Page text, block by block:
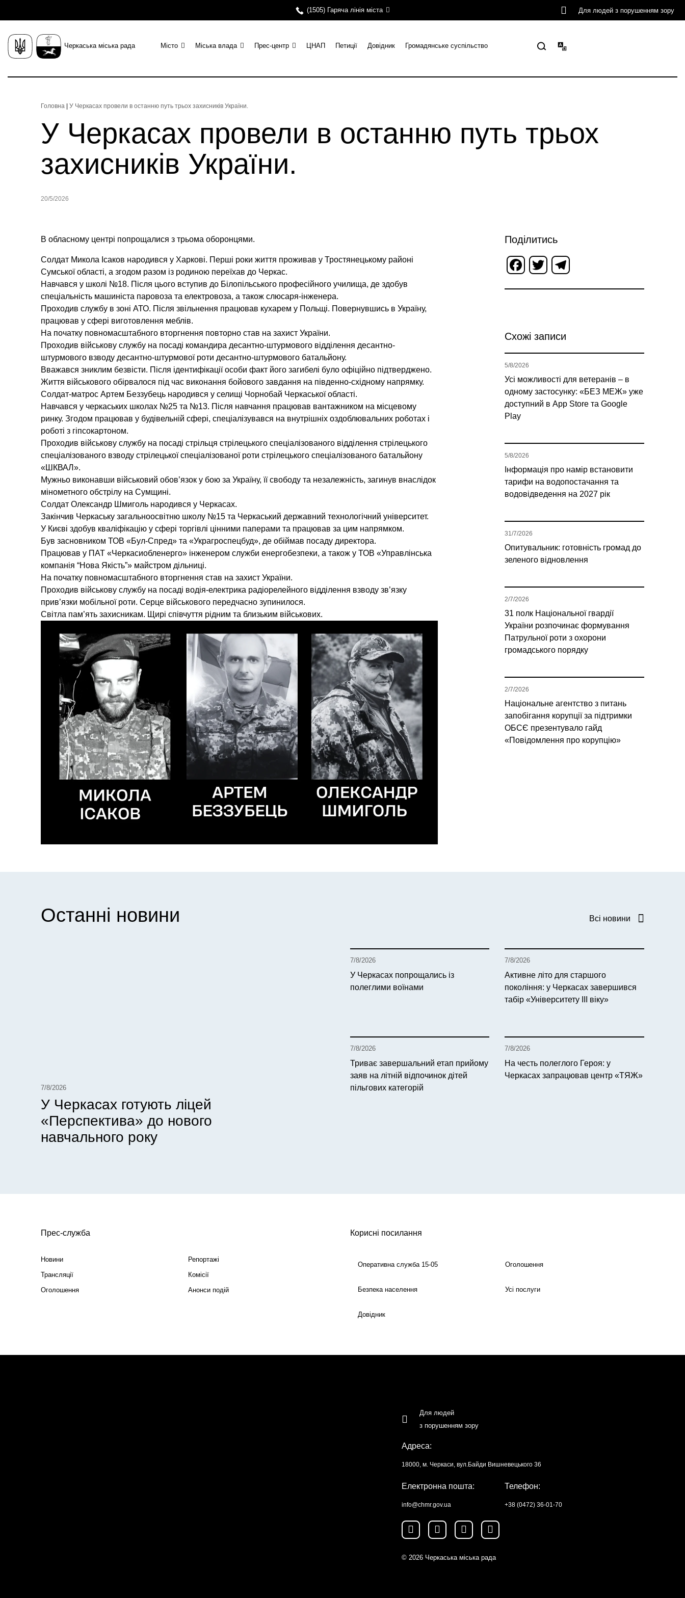
(1505) Гаряча лінія міста Для людей з порушенням зору
Черкаська міська рада Місто Міська влада Прес-центр ЦНАП Петиції Довідник Громадянське суспільство
Головна У Черкасах провели в останню путь трьох захисників України.
У Черкасах провели в останню путь трьох
захисників України.
20/5/2026
В обласному центрі попрощалися з трьома оборонцями.
Солдат Микола Ісаков народився у Харкові. Перші роки життя проживав у Тростянецькому районі
Сумської області, а згодом разом із родиною переїхав до Черкас.
Навчався у школі №18. Після цього вступив до Білопільського професійного училища, де здобув
спеціальність машиніста паровоза та електровоза, а також слюсаря-інженера.
Проходив службу в зоні АТО. Після звільнення працював кухарем у Польщі. Повернувшись в Україну,
працював у сфері виготовлення меблів.
На початку повномасштабного вторгнення повторно став на захист України.
Проходив військову службу на посаді командира десантно-штурмового відділення десантно-
штурмового взводу десантно-штурмової роти десантно-штурмового батальйону.
Вважався зниклим безвісти. Після ідентифікації особи факт його загибелі було офіційно підтверджено.
Життя військового обірвалося під час виконання бойового завдання на південно-східному напрямку.
Солдат-матрос Артем Беззубець народився у селищі Чорнобай Черкаської області.
Навчався у черкаських школах №25 та №13. Після навчання працював вантажником на місцевому
ринку. Згодом працював у будівельній сфері, спеціалізувався на внутрішніх оздоблювальних роботах і
роботі з гіпсокартоном.
Проходив військову службу на посаді стрільця стрілецького спеціалізованого відділення стрілецького
спеціалізованого взводу стрілецької спеціалізованої роти стрілецького спеціалізованого батальйону
«ШКВАЛ».
Мужньо виконавши військовий обов’язок у бою за Україну, її свободу та незалежність, загинув внаслідок
мінометного обстрілу на Сумщині.
Солдат Олександр Шмиголь народився у Черкасах.
Закінчив Черкаську загальноосвітню школу №15 та Черкаський державний технологічний університет.
У Києві здобув кваліфікацію у сфері торгівлі цінними паперами та працював за цим напрямком.
Був засновником ТОВ «Бул-Спред» та «Украгроспецбуд», де обіймав посаду директора.
Працював у ПАТ «Черкасиобленерго» інженером служби енергобезпеки, а також у ТОВ «Управлінська
компанія “Нова Якість”» майстром дільниці.
На початку повномасштабного вторгнення став на захист України.
Проходив військову службу на посаді водія-електрика радіорелейного відділення взводу зв’язку
прив’язки мобільної роти. Серце військового передчасно зупинилося.
Світла пам’ять захисникам. Щирі співчуття рідним та близьким військових.
Поділитись
Facebook
Twitter
Схожі записи
Усі можливості для ветеранів – в
одному застосунку: «БЕЗ МЕЖ» уже
доступний в App Store та Google
Play
5/8/2026
Інформація про намір встановити
тарифи на водопостачання та
водовідведення на 2027 рік
5/8/2026
Опитувальник: готовність громад до
зеленого відновлення
31/7/2026
31 полк Національної гвардії
України розпочинає формування
Патрульної роти з охорони
громадського порядку
2/7/2026
Національне агентство з питань
запобігання корупції за підтримки
ОБСЄ презентувало гайд
«Повідомлення про корупцію»
2/7/2026
Останні новини Всі новини
7/8/2026
У Черкасах готують ліцей
«Перспектива» до нового
навчального року
7/8/2026
У Черкасах попрощались із
полеглими воїнами
7/8/2026
Активне літо для старшого
покоління: у Черкасах завершився
табір «Університету ІІІ віку»
7/8/2026
Триває завершальний етап прийому
заяв на літній відпочинок дітей
пільгових категорій
7/8/2026
На честь полеглого Героя: у
Черкасах запрацював центр «ТЯЖ»
Прес-служба
Новини
Репортажі
Трансляції
Комісії
Оголошення
Анонси подій
Корисні посилання
Оперативна служба 15-05 Оголошення
Безпека населення Усі послуги
Довідник
Для людей
з порушенням зору
Адреса:
18000, м. Черкаси, вул.Байди Вишневецького 36
Електронна пошта:
info@chmr.gov.ua
Телефон:
+38 (0472) 36-01-70
© 2026 Черкаська міська рада